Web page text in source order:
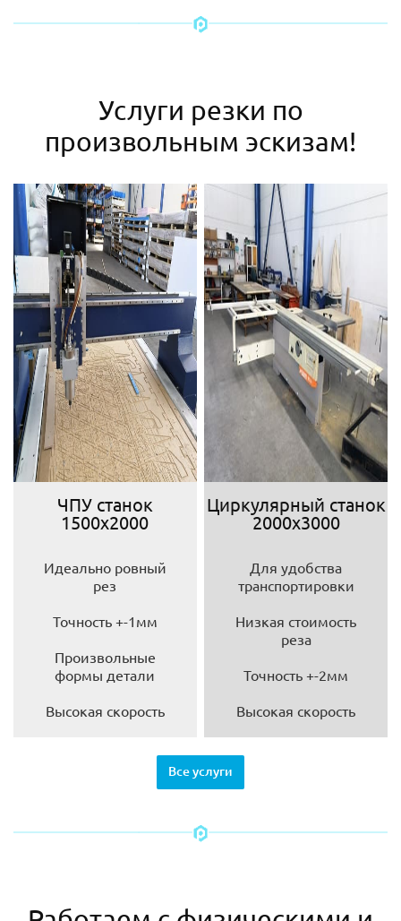
Услуги резки по
произвольным эскизам!
ЧПУ станок
1500х2000
Идеально ровный
рез
Точность +-1мм
Произвольные
формы детали
Высокая скорость
Циркулярный станок
2000х3000
Для удобства
транспортировки
Низкая стоимость
реза
Точность +-2мм
Высокая скорость
Все услуги